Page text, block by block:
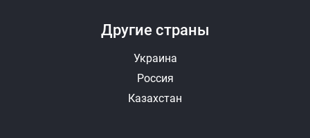
Другие страны
Украина
Россия
Казахстан